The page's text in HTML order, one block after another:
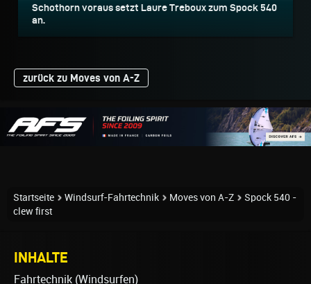
Schothorn voraus setzt Laure Treboux zum Spock 540
an.
zurück zu Moves von A-Z
Startseite Windsurf-Fahrtechnik Moves von A-Z
Spock 540 -
clew first
INHALTE
Fahrtechnik (Windsurfen)